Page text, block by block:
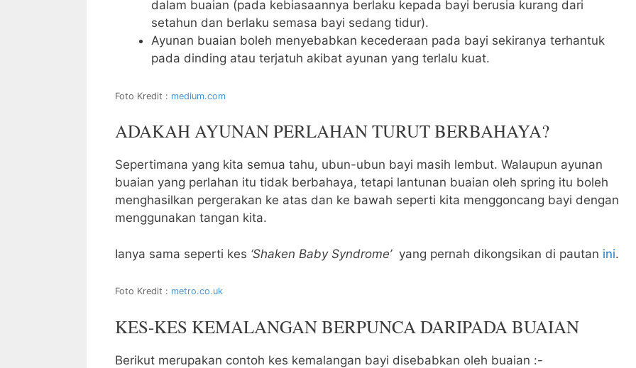
dalam buaian (pada kebiasaannya berlaku kepada bayi berusia kurang dari
setahun dan berlaku semasa bayi sedang tidur).
Ayunan buaian boleh menyebabkan kecederaan pada bayi sekiranya terhantuk
pada dinding atau terjatuh akibat ayunan yang terlalu kuat.
Foto Kredit : medium.com
ADAKAH AYUNAN PERLAHAN TURUT BERBAHAYA?
Sepertimana yang kita semua tahu, ubun-ubun bayi masih lembut. Walaupun ayunan
buaian yang perlahan itu tidak berbahaya, tetapi lantunan buaian oleh spring itu boleh
menghasilkan pergerakan ke atas dan ke bawah seperti kita menggoncang bayi dengan
menggunakan tangan kita.
Ianya sama seperti kes ‘Shaken Baby Syndrome’yang pernah dikongsikan di pautan ini.
Foto Kredit : metro.co.uk
KES-KES KEMALANGAN BERPUNCA DARIPADA BUAIAN
Berikut merupakan contoh kes kemalangan bayi disebabkan oleh buaian :-